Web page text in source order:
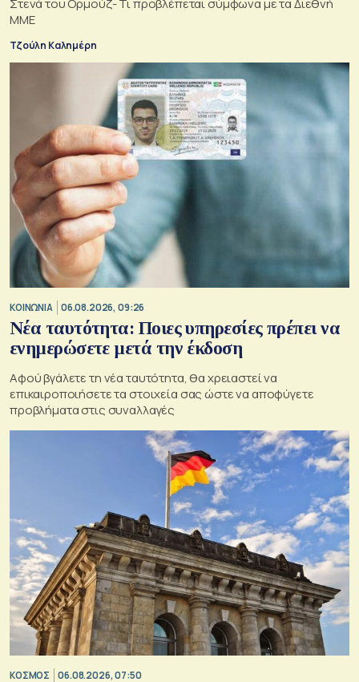
Στενά του Ορμούζ- Τι προβλέπεται σύμφωνα με τα Διεθνή
ΜΜΕ
Τζούλη Καλημέρη
ΚΟΙΝΩΝΙΑ 06.08.2026, 09:26
Νέα ταυτότητα: Ποιες υπηρεσίες πρέπει να
ενημερώσετε μετά την έκδοση
Αφού βγάλετε τη νέα ταυτότητα, θα χρειαστεί να
επικαιροποιήσετε τα στοιχεία σας ώστε να αποφύγετε
προβλήματα στις συναλλαγές
ΚΟΣΜΟΣ 06.08.2026, 07:50